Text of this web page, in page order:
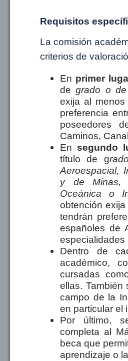
Requisitos
La comisión
criterios de
En primer
degrado o
exija al
preferencia
poseedores
Caminos,
En segundo
título de g
Aeroespacial,
y de Minas,
Oceánica o
obtención
tendrán
españoles de
especialidades
Dentro de
académico,
cursadas
ellas. También
campo de la
en particular el
Por último,
completa al
beca que
aprendizaje o